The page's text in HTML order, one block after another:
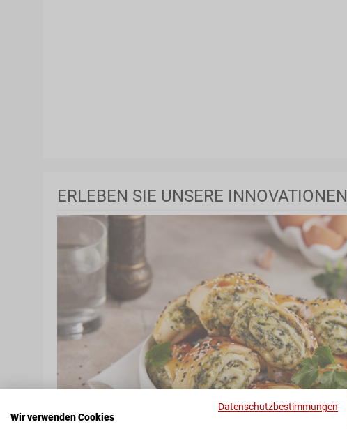
ERLEBEN SIE UNSERE INNOVATIONEN
Datenschutzbestimmungen
Wir verwenden Cookies